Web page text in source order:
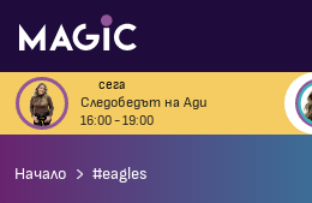
сега
Следобедът на Ади
16:00 - 19:00
Начало #eagles